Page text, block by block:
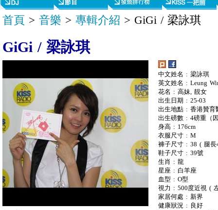
首頁 > 音樂 > 專輯介紹 > GiGi / 梁詠琪
GiGi / 梁詠琪
中文姓名 : 梁詠琪
英文姓名 : Leung
花名 : 高妹, 靚女
出生日期 : 25-03
出生地點 : 香港贊育
出生磅數 : 4磅重（
身高 : 176cm
衣服尺寸 : M
褲子尺寸 : 38 ( 腿長
鞋子尺寸 : 39號
生肖 : 龍
星座 : 白羊座
血型 : O型
視力 : 500度近視 (
家居何處 : 新界
健康狀況 : 良好